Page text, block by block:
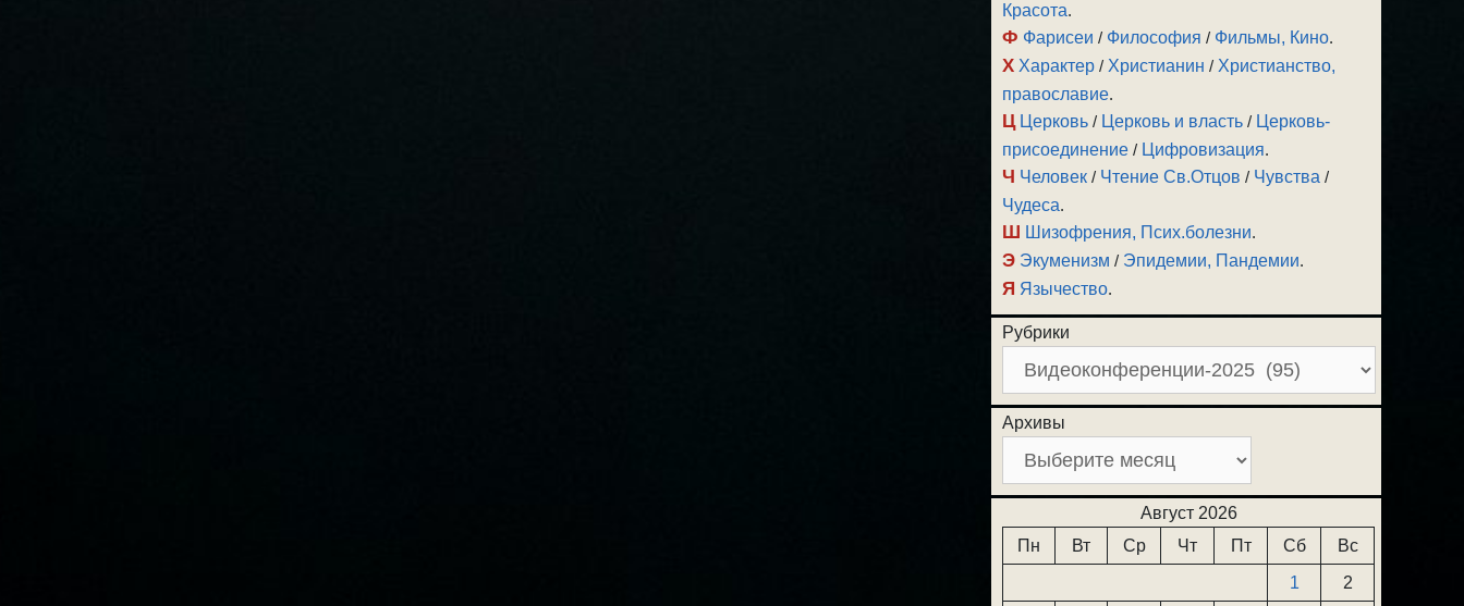
Красота.
Ф Фарисеи / Философия / Фильмы, Кино.
Х Характер / Христианин / Христианство,
православие.
Ц Церковь / Церковь и власть / Церковь-
присоединение / Цифровизация.
Ч Человек / Чтение Св.Отцов / Чувства /
Чудеса.
Ш Шизофрения, Псих.болезни.
Э Экуменизм / Эпидемии, Пандемии.
Я Язычество.
Рубрики
Архивы
Август 2026
Пн
Вт Ср Чт Пт Сб
Вс
1
2